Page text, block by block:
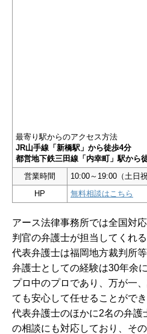
最寄り駅からのアクセス方法
JR山手線「新橋駅」から徒歩4分
都営地下鉄三田線「内幸町」駅から
営業時間
10:00～19:00（土日
HP
無料相談はこちら
アース法律事務所では全国対
判官の弁護士が担当してくれる
代表弁護士は福岡地方裁判所
弁護士としての経験は30年余
プロ中のプロであり、万が一
ても安心して任せることができ
代表弁護士のほかに2名の弁護
の相談にも対応しており、そ